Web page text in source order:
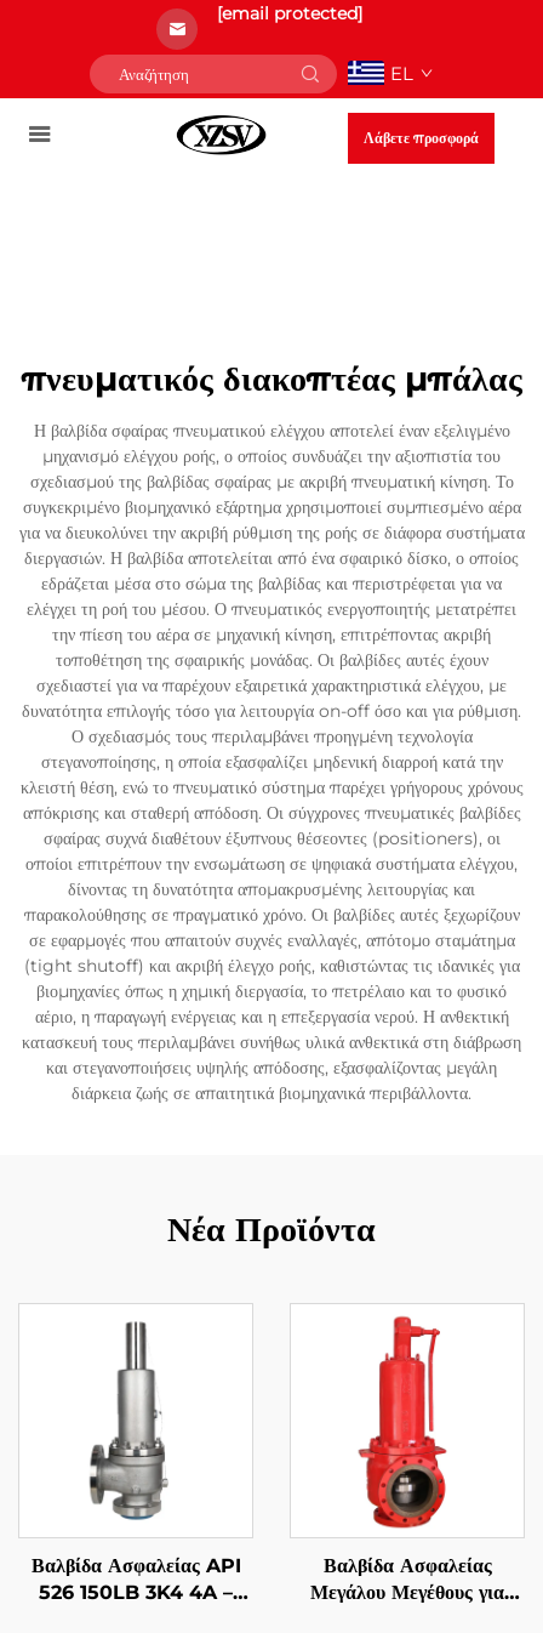
[email protected]
EL
Λάβετε προσφορά
πνευματικός διακοπτέας μπάλας
Η βαλβίδα σφαίρας πνευματικού ελέγχου αποτελεί έναν εξελιγμένο
μηχανισμό ελέγχου ροής, ο οποίος συνδυάζει την αξιοπιστία του
σχεδιασμού της βαλβίδας σφαίρας με ακριβή πνευματική κίνηση. Το
συγκεκριμένο βιομηχανικό εξάρτημα χρησιμοποιεί συμπιεσμένο αέρα
για να διευκολύνει την ακριβή ρύθμιση της ροής σε διάφορα συστήματα
διεργασιών. Η βαλβίδα αποτελείται από ένα σφαιρικό δίσκο, ο οποίος
εδράζεται μέσα στο σώμα της βαλβίδας και περιστρέφεται για να
ελέγχει τη ροή του μέσου. Ο πνευματικός ενεργοποιητής μετατρέπει
την πίεση του αέρα σε μηχανική κίνηση, επιτρέποντας ακριβή
τοποθέτηση της σφαιρικής μονάδας. Οι βαλβίδες αυτές έχουν
σχεδιαστεί για να παρέχουν εξαιρετικά χαρακτηριστικά ελέγχου, με
δυνατότητα επιλογής τόσο για λειτουργία on-off όσο και για ρύθμιση.
Ο σχεδιασμός τους περιλαμβάνει προηγμένη τεχνολογία
στεγανοποίησης, η οποία εξασφαλίζει μηδενική διαρροή κατά την
κλειστή θέση, ενώ το πνευματικό σύστημα παρέχει γρήγορους χρόνους
απόκρισης και σταθερή απόδοση. Οι σύγχρονες πνευματικές βαλβίδες
σφαίρας συχνά διαθέτουν έξυπνους θέσεοντες (positioners), οι
οποίοι επιτρέπουν την ενσωμάτωση σε ψηφιακά συστήματα ελέγχου,
δίνοντας τη δυνατότητα απομακρυσμένης λειτουργίας και
παρακολούθησης σε πραγματικό χρόνο. Οι βαλβίδες αυτές ξεχωρίζουν
σε εφαρμογές που απαιτούν συχνές εναλλαγές, απότομο σταμάτημα
(tight shutoff) και ακριβή έλεγχο ροής, καθιστώντας τις ιδανικές για
βιομηχανίες όπως η χημική διεργασία, το πετρέλαιο και το φυσικό
αέριο, η παραγωγή ενέργειας και η επεξεργασία νερού. Η ανθεκτική
κατασκευή τους περιλαμβάνει συνήθως υλικά ανθεκτικά στη διάβρωση
και στεγανοποιήσεις υψηλής απόδοσης, εξασφαλίζοντας μεγάλη
διάρκεια ζωής σε απαιτητικά βιομηχανικά περιβάλλοντα.
Νέα Προϊόντα
Βαλβίδα Ασφαλείας API
526 150LB 3K4 4A –
Βαλβίδα Ασφαλείας
Μεγάλου Μεγέθους για